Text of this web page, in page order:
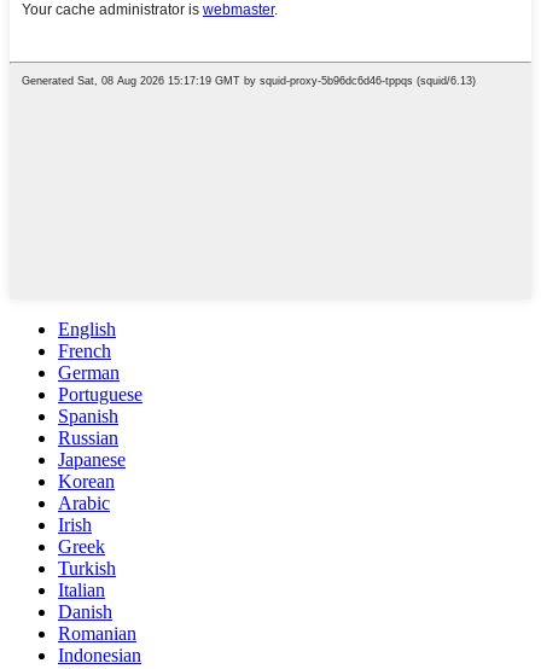
English
French
German
Portuguese
Spanish
Russian
Japanese
Korean
Arabic
Irish
Greek
Turkish
Italian
Danish
Romanian
Indonesian